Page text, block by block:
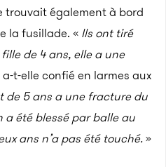
trouvait également à bord
la fusillade. « Ils ont tiré
de 4 ans, elle a une
a-t-elle confié en larmes aux
de 5 ans a une fracture du
été blessé par balle au
ans n’a pas été touché.»